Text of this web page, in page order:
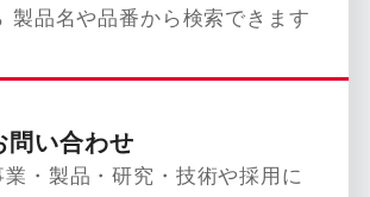
製品名や品番から検索できます
問い合わせ
業・製品・研究・技術や採用に